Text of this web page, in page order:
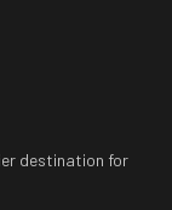
destination for